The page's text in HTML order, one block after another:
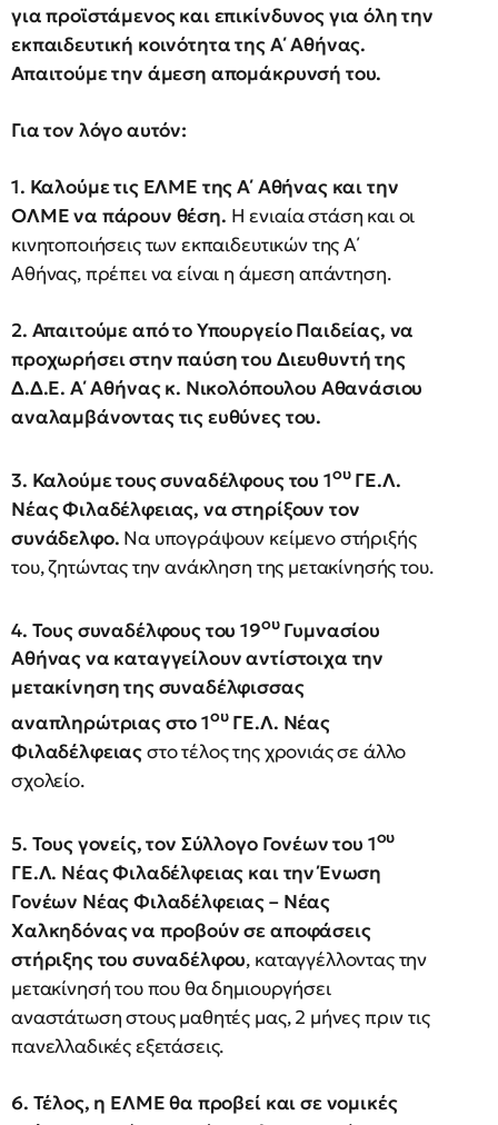
για προϊστάμενος και επικίνδυνος για όλη την
εκπαιδευτική κοινότητα της Α΄ Αθήνας.
Απαιτούμε την άμεση απομάκρυνσή του.
Για τον λόγο αυτόν:
1. Καλούμε τις ΕΛΜΕ της Α΄ Αθήνας και την
ΟΛΜΕ να πάρουν θέση. Η ενιαία στάση και οι
κινητοποιήσεις των εκπαιδευτικών της Α΄
Αθήνας, πρέπει να είναι η άμεση απάντηση.
2. Απαιτούμε από το Υπουργείο Παιδείας, να
προχωρήσει στην παύση του Διευθυντή της
Δ.Δ.Ε. Α΄ Αθήνας κ. Νικολόπουλου Αθανάσιου
αναλαμβάνοντας τις ευθύνες του.
3. Καλούμε τους συναδέλφους του 1ουΓΕ.Λ.
Νέας Φιλαδέλφειας, να στηρίξουν τον
συνάδελφο. Να υπογράψουν κείμενο στήριξής
του, ζητώντας την ανάκληση της μετακίνησής του.
4. Τους συναδέλφους του 19ουΓυμνασίου
Αθήνας να καταγγείλουν αντίστοιχα την
μετακίνηση της συναδέλφισσας
αναπληρώτριας στο 1ουΓΕ.Λ. Νέας
Φιλαδέλφειαςστο τέλος της χρονιάς σε άλλο
σχολείο.
5. Τους γονείς, τον Σύλλογο Γονέων του 1ου
ΓΕ.Λ. Νέας Φιλαδέλφειας και την Ένωση
Γονέων Νέας Φιλαδέλφειας – Νέας
Χαλκηδόνας να προβούν σε αποφάσεις
στήριξης του συναδέλφου, καταγγέλλοντας την
μετακίνησή του που θα δημιουργήσει
αναστάτωση στους μαθητές μας, 2 μήνες πριν τις
πανελλαδικές εξετάσεις.
6. Τέλος, η ΕΛΜΕ θα προβεί και σε νομικές